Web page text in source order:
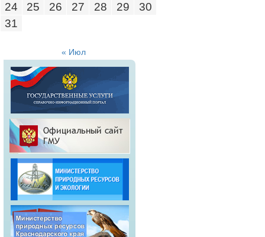
24
25 26 27 28 29
30
31
« Июл